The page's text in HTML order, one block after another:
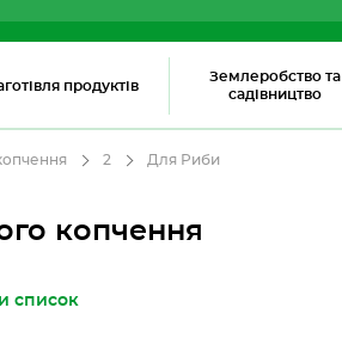
продуктів
Землеробство та
садівництво
2 Для Риби
копчення
список